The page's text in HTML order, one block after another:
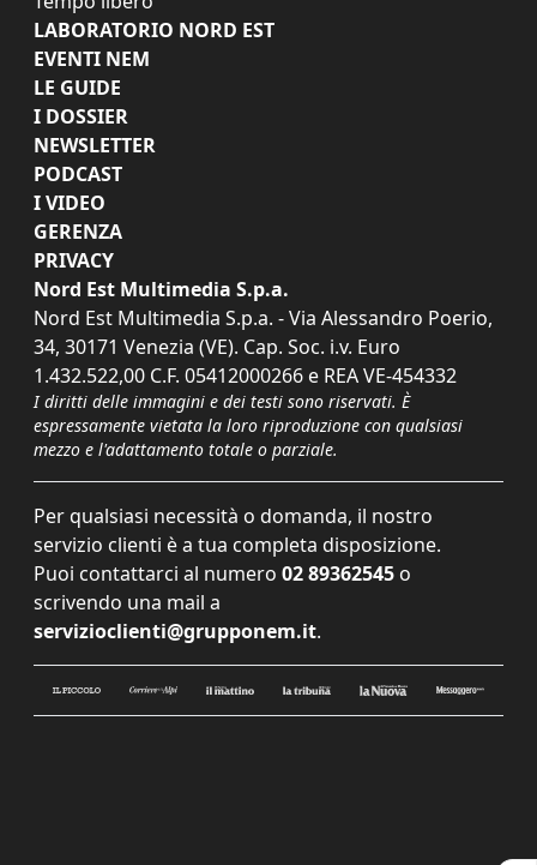
LABORATORIO NORD EST
EVENTI NEM
LE GUIDE
I DOSSIER
NEWSLETTER
PODCAST
I VIDEO
GERENZA
PRIVACY
Nord Est Multimedia S.p.a.
Nord Est Multimedia S.p.a. - Via Alessandro Poerio,
34, 30171 Venezia (VE). Cap. Soc. i.v. Euro
1.432.522,00 C.F. 05412000266 e REA VE-454332
I diritti delle immagini e dei testi sono riservati. È
espressamente vietata la loro riproduzione con qualsiasi
mezzo e l'adattamento totale o parziale.
Per qualsiasi necessità o domanda, il nostro
servizio clienti è a tua completa disposizione.
Puoi contattarci al numero 02 89362545 o
scrivendo una mail a
servizioclienti@grupponem.it.